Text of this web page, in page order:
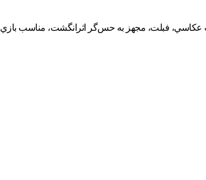
عکاسي، فبلت، مجهز به حس‌گر اثرانگشت، مناسب بازي